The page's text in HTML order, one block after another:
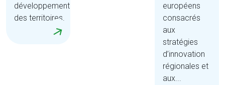
développement
des territoires.
européens
consacrés
aux
stratégies
d’innovation
régionales et
aux...